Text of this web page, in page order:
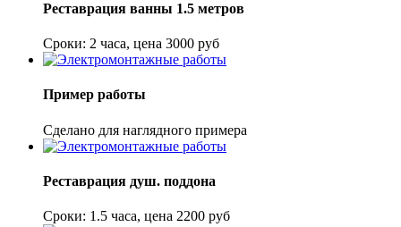
Реставрация ванны 1.5 метров
Сроки: 2 часа, цена 3000 руб
Пример работы
Сделано для наглядного примера
Реставрация душ. поддона
Сроки: 1.5 часа, цена 2200 руб